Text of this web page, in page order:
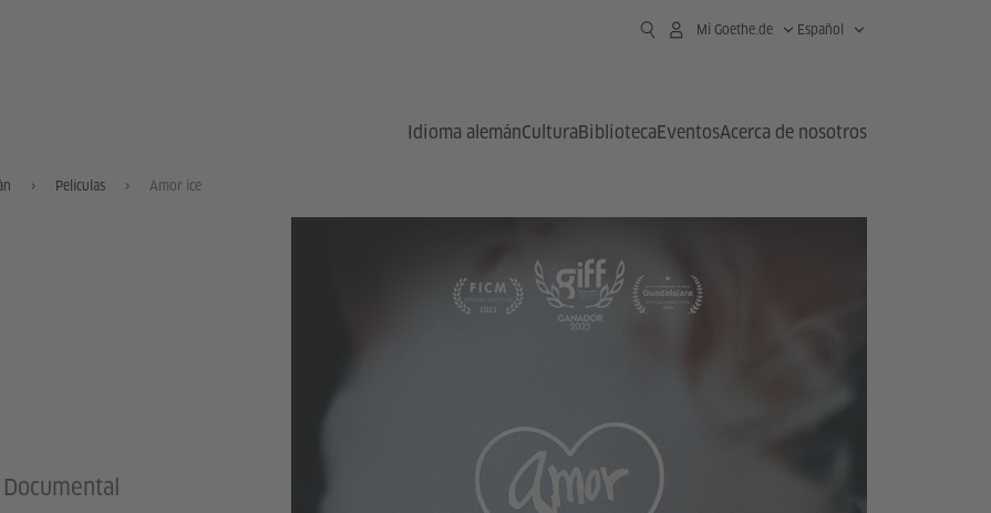
Mi Goethe.de Español
Idioma alemánCulturaBibliotecaEventosAcerca de nosotros
Películas Amor ice